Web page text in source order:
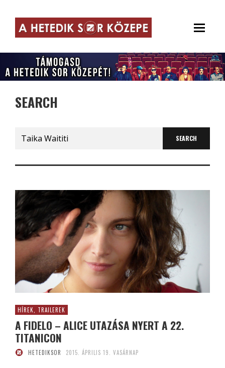
SEARCH
Search
for:
HÍREK, TRAILEREK
A FIDELO – ALICE UTAZÁSA NYERT A 22.
TITANICON
HETEDIKSOR 2015. ÁPRILIS 19. VASÁRNAP